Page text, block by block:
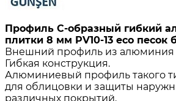
Профиль С-образный гибкий
плитки 8 мм PV10-13 eco песок
Внешний профиль из алюминия
Гибкая конструкция.
Алюминиевый профиль такого
для облицовки и защиты
различных покрытий.